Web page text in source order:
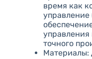
время как
управление
точного
Материалы: